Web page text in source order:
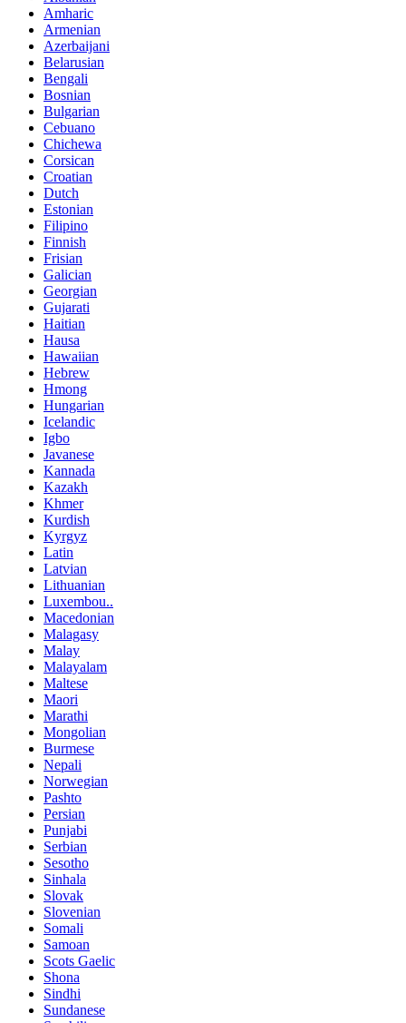
Amharic
Armenian
Azerbaijani
Belarusian
Bengali
Bosnian
Bulgarian
Cebuano
Chichewa
Corsican
Croatian
Dutch
Estonian
Filipino
Finnish
Frisian
Galician
Georgian
Gujarati
Haitian
Hausa
Hawaiian
Hebrew
Hmong
Hungarian
Icelandic
Igbo
Javanese
Kannada
Kazakh
Khmer
Kurdish
Kyrgyz
Latin
Latvian
Lithuanian
Luxembou..
Macedonian
Malagasy
Malay
Malayalam
Maltese
Maori
Marathi
Mongolian
Burmese
Nepali
Norwegian
Pashto
Persian
Punjabi
Serbian
Sesotho
Sinhala
Slovak
Slovenian
Somali
Samoan
Scots Gaelic
Shona
Sindhi
Sundanese